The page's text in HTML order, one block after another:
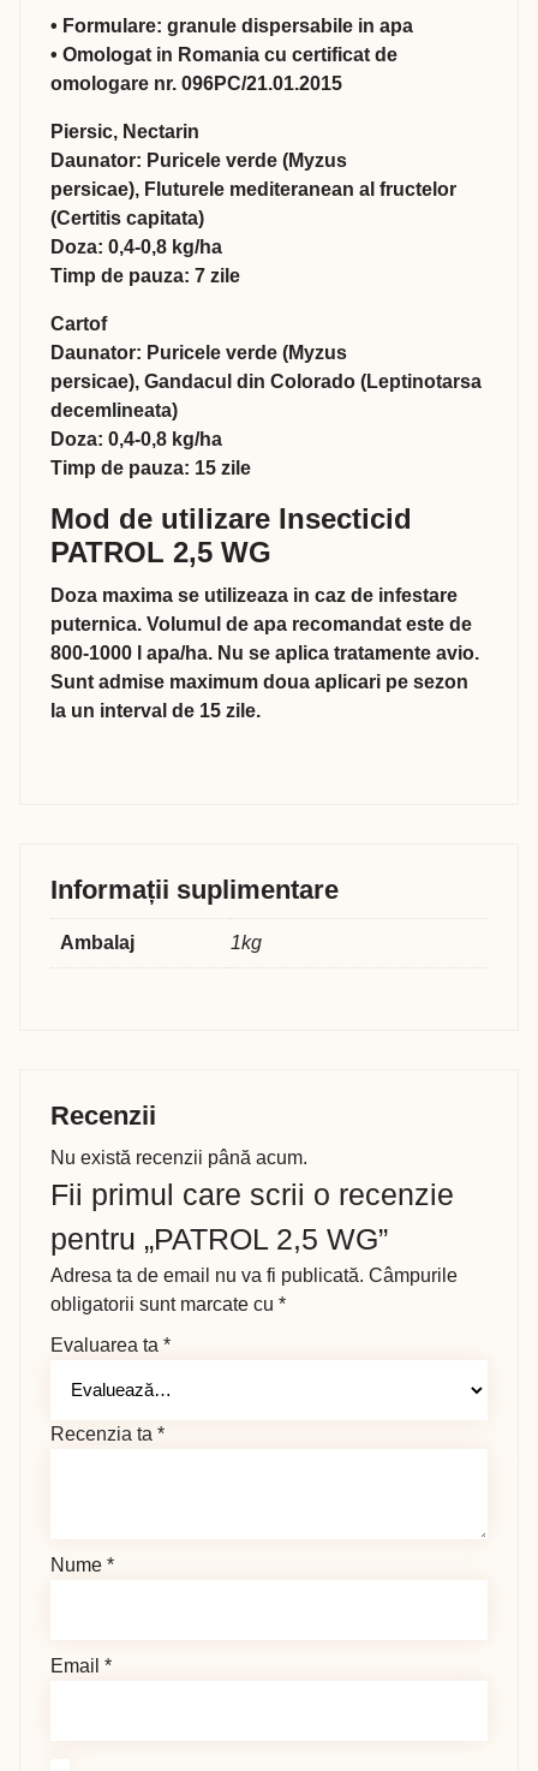
• Formulare: granule dispersabile in apa
• Omologat in Romania cu certificat de
omologare nr. 096PC/21.01.2015
Piersic, Nectarin
Daunator: Puricele verde (Myzus
persicae), Fluturele mediteranean al fructelor
(Certitis capitata)
Doza: 0,4-0,8 kg/ha
Timp de pauza: 7 zile
Cartof
Daunator: Puricele verde (Myzus
persicae), Gandacul din Colorado (Leptinotarsa
decemlineata)
Doza: 0,4-0,8 kg/ha
Timp de pauza: 15 zile
Mod de utilizare Insecticid
PATROL 2,5 WG
Doza maxima se utilizeaza in caz de infestare
puternica. Volumul de apa recomandat este de
800-1000 l apa/ha. Nu se aplica tratamente avio.
Sunt admise maximum doua aplicari pe sezon
la un interval de 15 zile.
Informații suplimentare
Ambalaj 1kg
Recenzii
Nu există recenzii până acum.
Fii primul care scrii o recenzie
pentru „PATROL 2,5 WG”
Adresa ta de email nu va fi publicată. Câmpurile
obligatorii sunt marcate cu *
Evaluarea ta *
Recenzia ta *
Nume *
Email *